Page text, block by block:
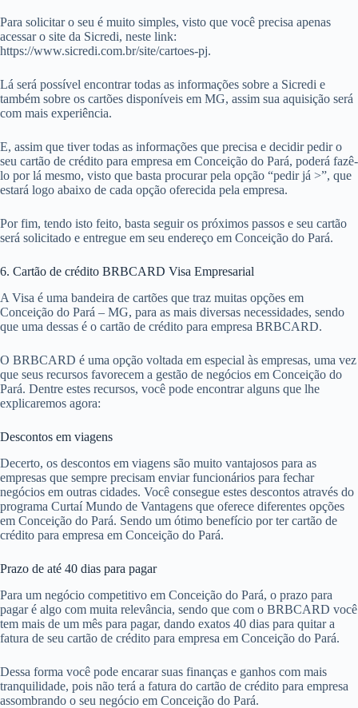
Para solicitar o seu é muito simples, visto que você precisa apenas
acessar o site da Sicredi, neste link:
https://www.sicredi.com.br/site/cartoes-pj.
Lá será possível encontrar todas as informações sobre a Sicredi e
também sobre os cartões disponíveis em MG, assim sua aquisição será
com mais experiência.
E, assim que tiver todas as informações que precisa e decidir pedir o
seu cartão de crédito para empresa em Conceição do Pará, poderá fazê-
lo por lá mesmo, visto que basta procurar pela opção “pedir já >”, que
estará logo abaixo de cada opção oferecida pela empresa.
Por fim, tendo isto feito, basta seguir os próximos passos e seu cartão
será solicitado e entregue em seu endereço em Conceição do Pará.
6. Cartão de crédito BRBCARD Visa Empresarial
A Visa é uma bandeira de cartões que traz muitas opções em
Conceição do Pará – MG, para as mais diversas necessidades, sendo
que uma dessas é o cartão de crédito para empresa BRBCARD.
O BRBCARD é uma opção voltada em especial às empresas, uma vez
que seus recursos favorecem a gestão de negócios em Conceição do
Pará. Dentre estes recursos, você pode encontrar alguns que lhe
explicaremos agora:
Descontos em viagens
Decerto, os descontos em viagens são muito vantajosos para as
empresas que sempre precisam enviar funcionários para fechar
negócios em outras cidades. Você consegue estes descontos através do
programa Curtaí Mundo de Vantagens que oferece diferentes opções
em Conceição do Pará. Sendo um ótimo benefício por ter cartão de
crédito para empresa em Conceição do Pará.
Prazo de até 40 dias para pagar
Para um negócio competitivo em Conceição do Pará, o prazo para
pagar é algo com muita relevância, sendo que com o BRBCARD você
tem mais de um mês para pagar, dando exatos 40 dias para quitar a
fatura de seu cartão de crédito para empresa em Conceição do Pará.
Dessa forma você pode encarar suas finanças e ganhos com mais
tranquilidade, pois não terá a fatura do cartão de crédito para empresa
assombrando o seu negócio em Conceição do Pará.